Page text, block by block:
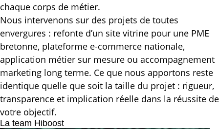
chaque corps de métier.
Nous intervenons sur des projets de toutes
envergures : refonte d’un site vitrine pour une PME
bretonne, plateforme e-commerce nationale,
application métier sur mesure ou accompagnement
marketing long terme. Ce que nous apportons reste
identique quelle que soit la taille du projet : rigueur,
transparence et implication réelle dans la réussite de
votre objectif.
La team Hiboost